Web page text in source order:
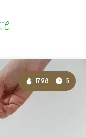
1728 5